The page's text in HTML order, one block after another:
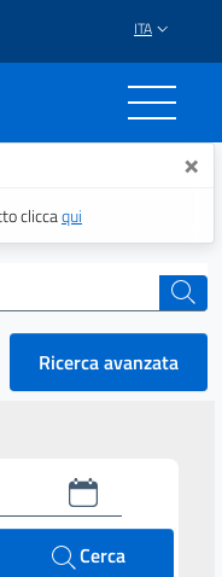
ITA
×
cliccaqui
cerca
Ricerca avanzata
Cerca